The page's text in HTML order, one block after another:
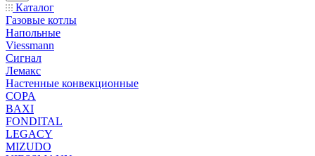
Каталог
Газовые котлы
Напольные
Viessmann
Сигнал
Лемакс
Настенные конвекционные
COPA
BAXI
FONDITAL
LEGACY
MIZUDO